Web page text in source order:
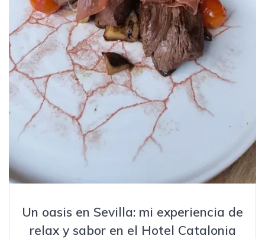
Un oasis en Sevilla: mi experiencia de
relax y sabor en el Hotel Catalonia